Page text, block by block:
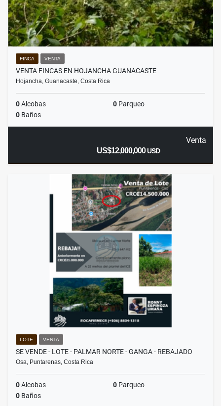
FINCA VENTA
VENTA FINCAS EN HOJANCHA GUANACASTE
Hojancha, Guanacaste, Costa Rica
0Alcobas 0 Parqueo
0 Baños
Venta
US$12,000,000USD
LOTE VENTA
SE VENDE - LOTE - PALMAR NORTE - GANGA - REBAJADO
Osa, Puntarenas, Costa Rica
0Alcobas 0 Parqueo
0 Baños